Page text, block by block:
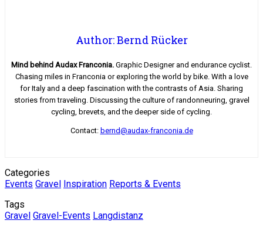
Author: Bernd Rücker
Mind behind Audax Franconia. Graphic Designer and endurance cyclist.
Chasing miles in Franconia or exploring the world by bike. With a love
for Italy and a deep fascination with the contrasts of Asia. Sharing
stories from traveling. Discussing the culture of randonneuring, gravel
cycling, brevets, and the deeper side of cycling.
Contact: bernd@audax-franconia.de
Categories
Events Gravel Inspiration Reports & Events
Tags
Gravel Gravel-Events Langdistanz